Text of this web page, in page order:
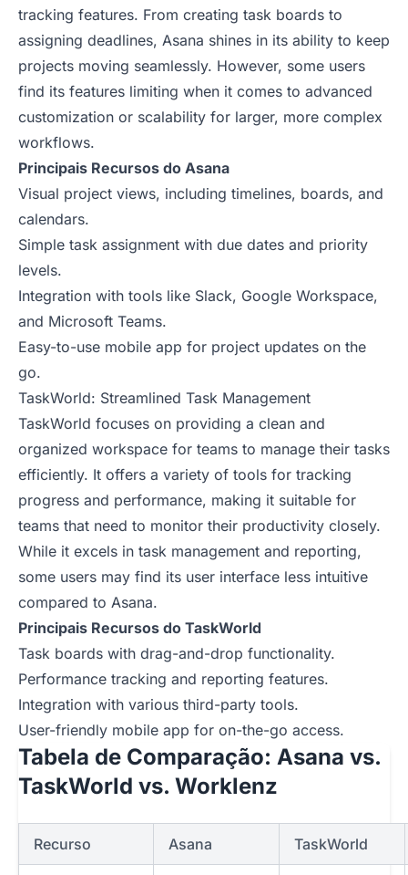
tracking features. From creating task boards to
assigning deadlines, Asana shines in its ability to keep
projects moving seamlessly. However, some users
find its features limiting when it comes to advanced
customization or scalability for larger, more complex
workflows.
Principais Recursos do Asana
Visual project views, including timelines, boards, and
calendars.
Simple task assignment with due dates and priority
levels.
Integration with tools like Slack, Google Workspace,
and Microsoft Teams.
Easy-to-use mobile app for project updates on the
go.
TaskWorld: Streamlined Task Management
TaskWorld focuses on providing a clean and
organized workspace for teams to manage their tasks
efficiently. It offers a variety of tools for tracking
progress and performance, making it suitable for
teams that need to monitor their productivity closely.
While it excels in task management and reporting,
some users may find its user interface less intuitive
compared to Asana.
Principais Recursos do TaskWorld
Task boards with drag-and-drop functionality.
Performance tracking and reporting features.
Integration with various third-party tools.
User-friendly mobile app for on-the-go access.
Tabela de Comparação: Asana vs.
TaskWorld vs. Worklenz
Recurso Asana TaskWorld